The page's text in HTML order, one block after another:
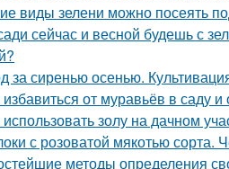
виды зелени можно посеять
сейчас и весной будешь с
за сиренью осенью.
избавиться от муравьёв в саду
использовать золу на дачном
с розоватой мякотью сорта.
методы определения